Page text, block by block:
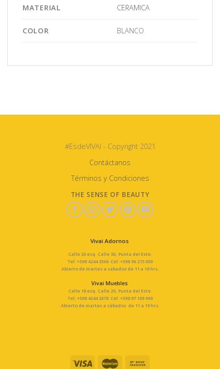
MATERIAL CERAMICA
COLOR BLANCO
#EsdeVIVAI - Copyright 2021
Contáctanos
Términos y Condiciones
THE SENSE OF BEAUTY
Vivai Adornos
Calle 20 esq. Calle 30, Punta del Este.
Tel: +598 4244 3566 Cel: +598 96 215 000
Abierto de martes a sabados de 11 a 19 hrs.
Vivai Muebles
Calle 18 esq. Calle 29, Punta del Este.
Tel: +598 4244 2678 Cel: +598 97 109 900
Abierto de martes a sábados de 11 a 19 hrs.